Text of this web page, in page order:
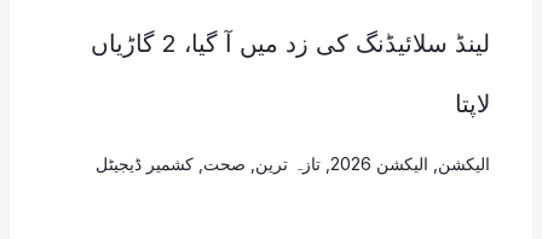
لینڈ سلائیڈنگ کی زد میں آ گیا، 2 گاڑیاں
لاپتا
الیکشن الیکشن 2026 , تازہ ترین صحت کشمیر ڈیجیٹل